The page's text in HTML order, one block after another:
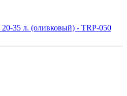
35 л. (оливковый) - TRP-050